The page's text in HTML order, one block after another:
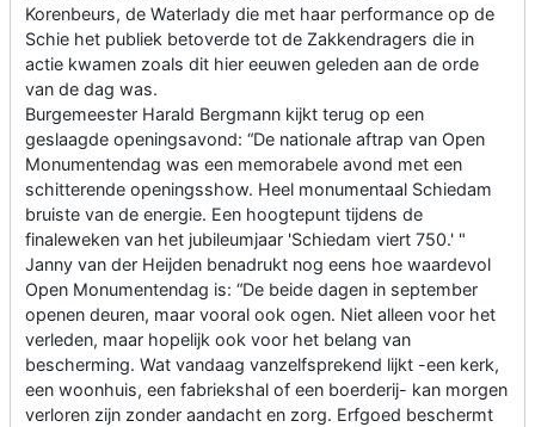
Korenbeurs, de Waterlady die met haar performance op de
Schie het publiek betoverde tot de Zakkendragers die in
actie kwamen zoals dit hier eeuwen geleden aan de orde
van de dag was.
Burgemeester Harald Bergmann kijkt terug op een
geslaagde openingsavond: “De nationale aftrap van Open
Monumentendag was een memorabele avond met een
schitterende openingsshow. Heel monumentaal Schiedam
bruiste van de energie. Een hoogtepunt tijdens de
finaleweken van het jubileumjaar 'Schiedam viert 750.' "
Janny van der Heijden benadrukt nog eens hoe waardevol
Open Monumentendag is: “De beide dagen in september
openen deuren, maar vooral ook ogen. Niet alleen voor het
verleden, maar hopelijk ook voor het belang van
bescherming. Wat vandaag vanzelfsprekend lijkt -een kerk,
een woonhuis, een fabriekshal of een boerderij- kan morgen
verloren zijn zonder aandacht en zorg. Erfgoed beschermt